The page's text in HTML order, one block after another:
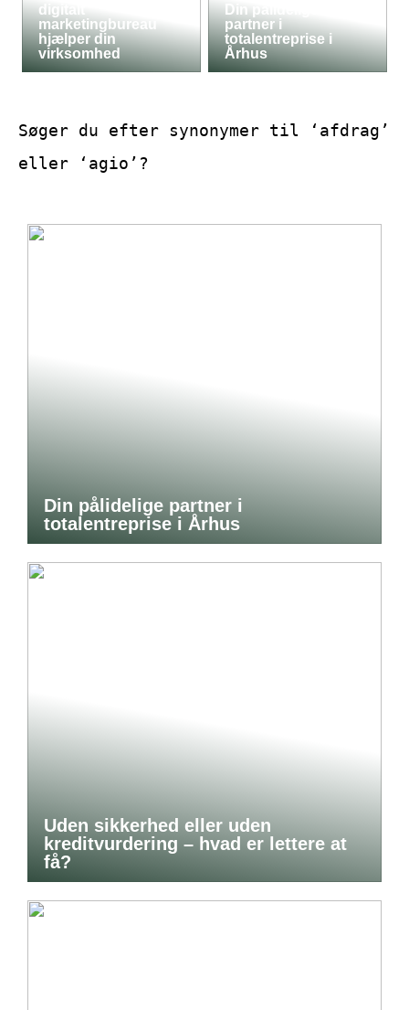
digitalt
marketingbureau
hjælper din
virksomhed
Din pålidelige
partner i
totalentreprise i
Århus
Søger du efter synonymer til ‘afdrag’
eller ‘agio’?
Din pålidelige partner i
totalentreprise i Århus
Uden sikkerhed eller uden
kreditvurdering – hvad er lettere at
få?